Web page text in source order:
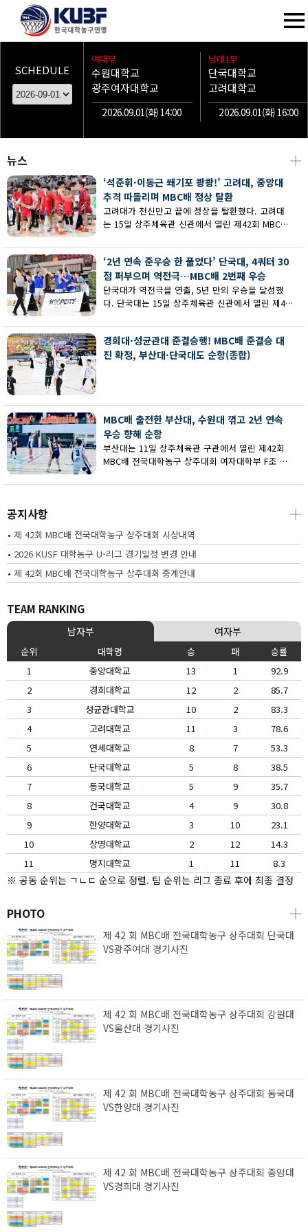
SCHEDULE
여대부
수원대학교
광주여자대학교
2026.09.01(화) 14:00
남대1부
단국대학교
고려대학교
2026.09.01(화) 16:00
뉴스 ┼
‘석준휘·이동근 쐐기포 쾅쾅!’ 고려대, 중앙대
추격 따돌리며 MBC배 정상 탈환
고려대가 천신만고 끝에 정상을 탈환했다. 고려대
는 15일 상주체육관 신관에서 열린 제42회 MBC배
추격을 따돌리며 73-62로 승리했다.
‘2년 연속 준우승 한 풀었다’ 단국대, 4쿼터 30
점 퍼부으며 역전극…MBC배 2번째 우승
단국대가 역전극을 연출, 5년 만의 우승을 달성했
다. 단국대는 15일 상주체육관 신관에서 열린 제42
서 부산대에 73-67로 역전승했다.
경희대·성균관대 준결승행! MBC배 준결승 대
진 확정, 부산대·단국대도 순항(종합)
MBC배 출전한 부산대, 수원대 꺾고 2년 연속
우승 향해 순항
부산대는 11일 상주체육관 구관에서 열린 제42회
MBC배 전국대학농구 상주대회 여자대학부 F조 예
공지사항 ┼
• 제 42회 MBC배 전국대학농구 상주대회 시상내역
• 2026 KUSF 대학농구 U-리그 경기일정 변경 안내
• 제 42회 MBC배 전국대학농구 상주대회 중계안내
TEAM RANKING
남자부 여자부
순위 대학명 승 패
승률
1
중앙대학교 13 1
92.9
2
경희대학교 12 2
85.7
3
성균관대학교 10 2
83.3
4
고려대학교 11 3
78.6
5
연세대학교 8 7
53.3
6
단국대학교 5 8
38.5
7
동국대학교 5 9
35.7
8
건국대학교 4 9
30.8
9
한양대학교 3 10
23.1
10
상명대학교 2 12
14.3
11
명지대학교 1 11 8.3
※ 공동 순위는 ㄱㄴㄷ 순으로 정렬. 팀 순위는 리그 종료 후에 최종 결정
PHOTO ┼
제 42 회 MBC배 전국대학농구 상주대회 단국대
VS광주여대 경기사진
제 42 회 MBC배 전국대학농구 상주대회 강원대
VS울산대 경기사진
제 42 회 MBC배 전국대학농구 상주대회 동국대
VS한양대 경기사진
제 42 회 MBC배 전국대학농구 상주대회 중앙대
VS경희대 경기사진